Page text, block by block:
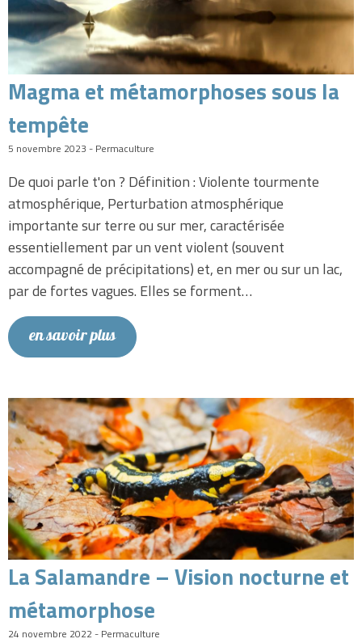
Magma et métamorphoses sous la
tempête
5 novembre 2023 - Permaculture
De quoi parle t'on ? Définition : Violente tourmente
atmosphérique, Perturbation atmosphérique
importante sur terre ou sur mer, caractérisée
essentiellement par un vent violent (souvent
accompagné de précipitations) et, en mer ou sur un lac,
par de fortes vagues. Elles se forment…
en savoir plus
La Salamandre – Vision nocturne et
métamorphose
24 novembre 2022 - Permaculture